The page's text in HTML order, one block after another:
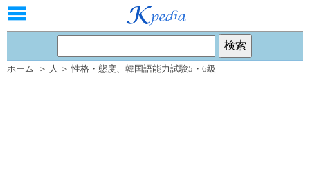
ホーム ＞ 人 ＞性格・態度、 韓国語能力試験5・6級